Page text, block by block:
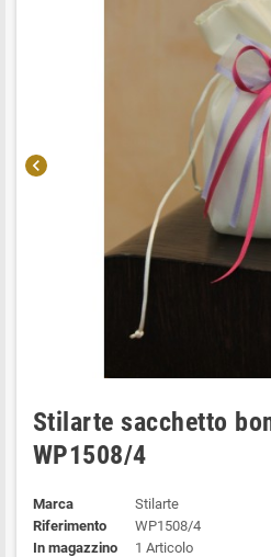
chevron_left
Stilarte sacchetto
WP1508/4
Marca
Stilarte
Riferimento
WP1508/4
In magazzino
1 Articolo